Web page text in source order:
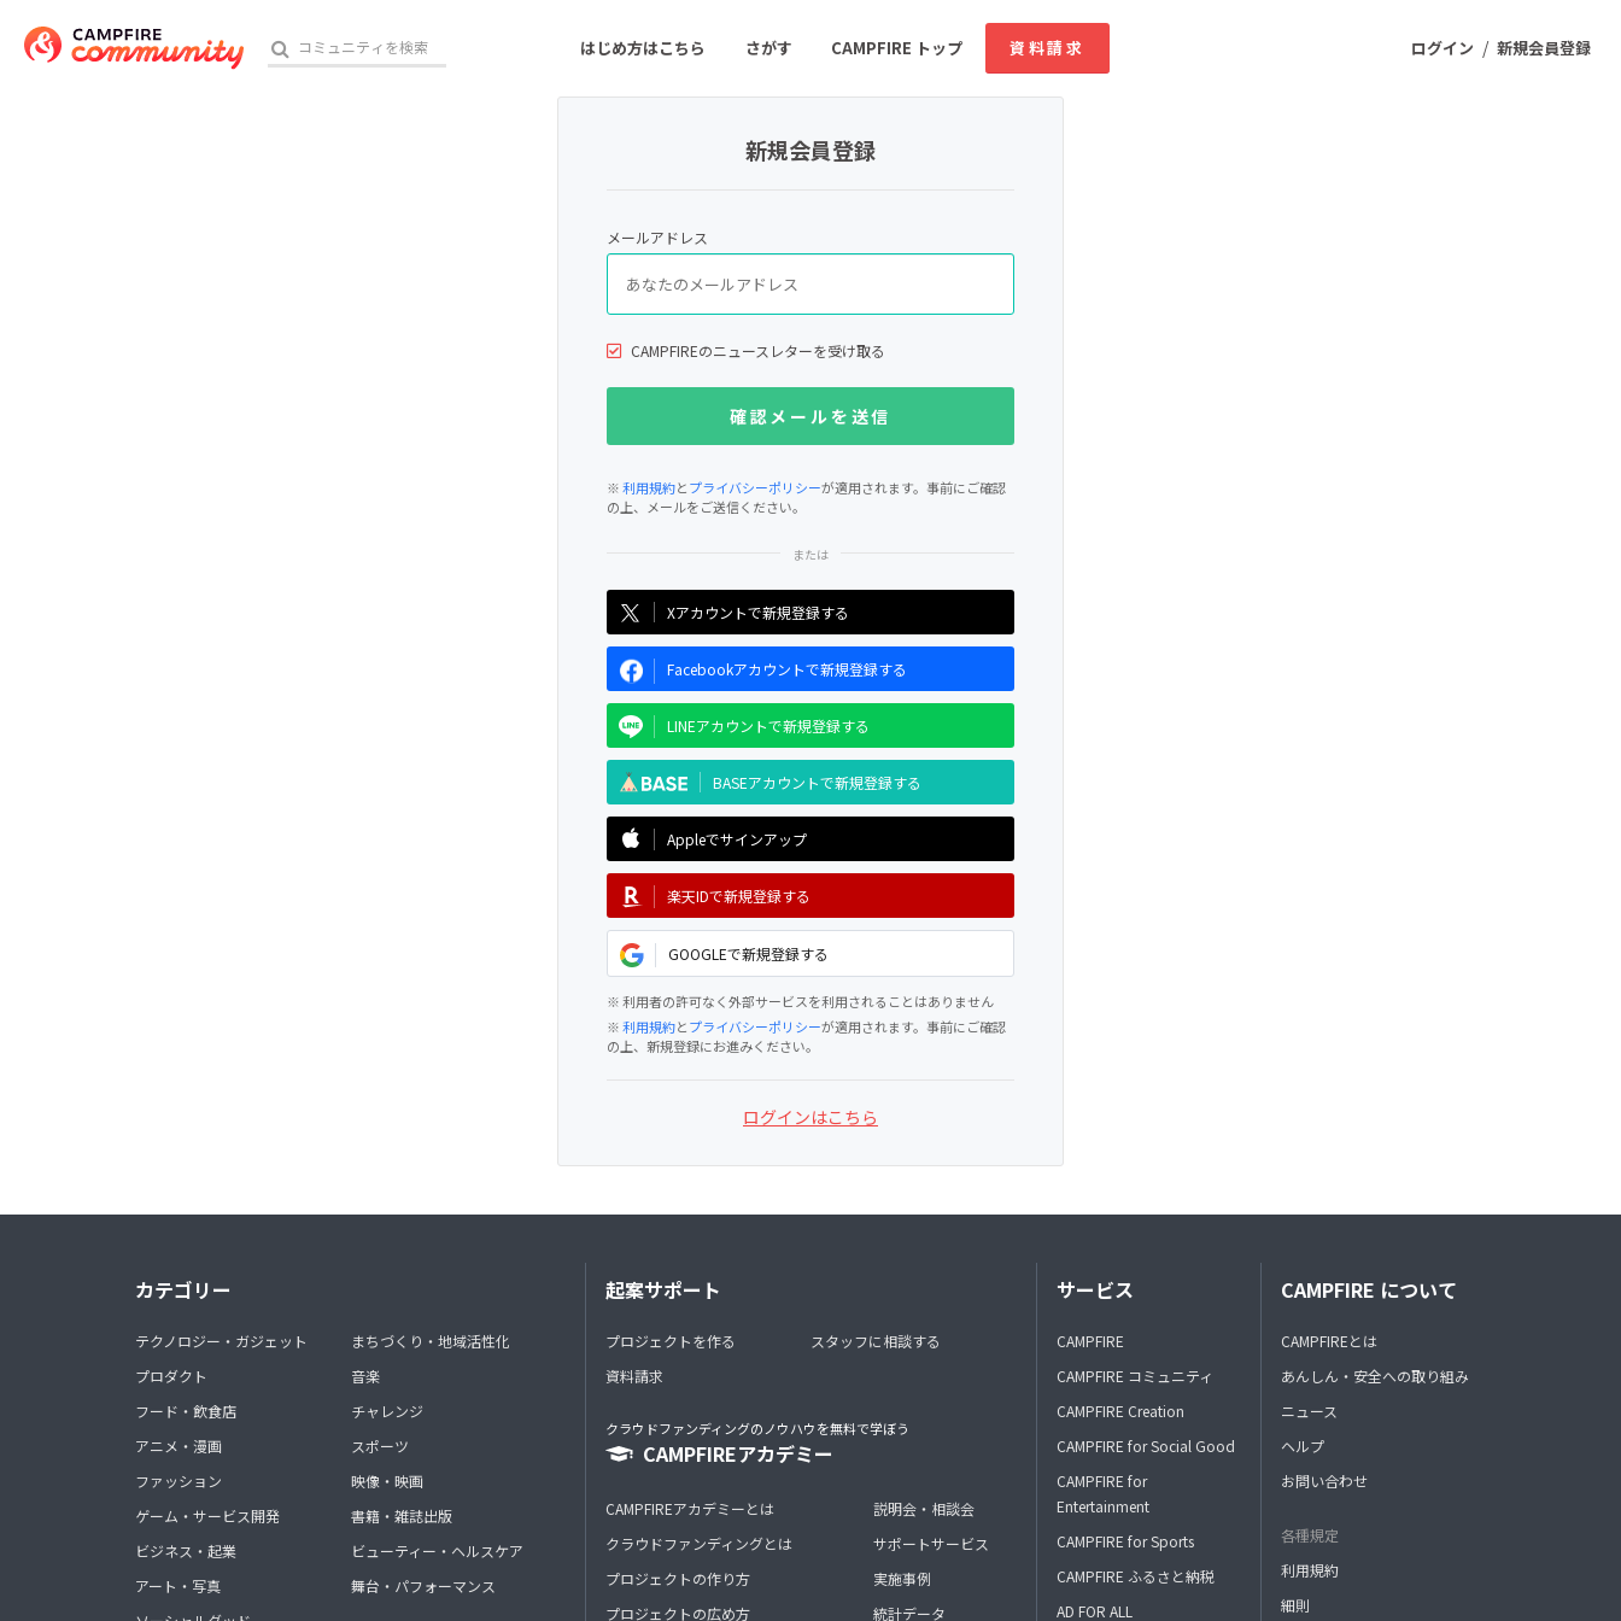
ログイン / 新規会員登録
はじめ方はこちら さがす CAMPFIRE トップ 資料請求
ゲーム・サービス開発
書籍・雑誌出版 アニメ・漫画
ソーシャルグッド ビューティー・ヘルスケア
新規会員登録
メールアドレス
CAMPFIREのニュースレターを受け取る
※利用規約とプライバシーポリシーが適用されます。事前にご確認
の上、メールをご送信ください。
Xアカウントで新規登録する
Facebookアカウントで新規登録する
LINEアカウントで新規登録する
BASEアカウントで新規登録する
Appleでサインアップ
楽天IDで新規登録する
GOOGLEで新規登録する
※ 利用者の許可なく外部サービスを利用されることはありません
※利用規約とプライバシーポリシーが適用されます。事前にご確認
の上、新規登録にお進みください。
ログインはこちら
カテゴリー
テクノロジー・ガジェット
プロダクト
フード・飲食店
アニメ・漫画
ファッション
ゲーム・サービス開発
ビジネス・起業
アート・写真
まちづくり・地域活性化
音楽
チャレンジ
スポーツ
映像・映画
書籍・雑誌出版
ビューティー・ヘルスケア
舞台・パフォーマンス
起案サポート
プロジェクトを作る
資料請求
スタッフに相談する
クラウドファンディングのノウハウを無料で学ぼう
CAMPFIREアカデミー
CAMPFIREアカデミーとは
クラウドファンディングとは
プロジェクトの作り方
プロジェクトの広め方
説明会・相談会
サポートサービス
実施事例
統計データ
サービス
CAMPFIRE
CAMPFIRE コミュニティ
CAMPFIRE Creation
CAMPFIRE for Social Good
CAMPFIRE for
Entertainment
CAMPFIRE for Sports
CAMPFIRE ふるさと納税
AD FOR ALL
CAMPFIRE について
CAMPFIREとは
あんしん・安全への取り組み
ニュース
ヘルプ
お問い合わせ
各種規定
利用規約
細則